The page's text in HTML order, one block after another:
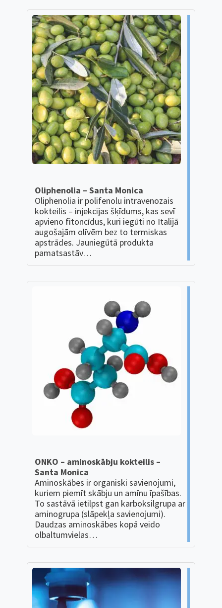
Oliphenolia – Santa Monica
Oliphenolia ir polifenolu intravenozais
kokteilis – injekcijas šķīdums, kas sevī
apvieno fitoncīdus, kuri iegūti no Italijā
augošajām olīvēm bez to termiskas
apstrādes. Jauniegūtā produkta
pamatsastāv…
ONKO – aminoskābju kokteilis –
Santa Monica
Aminoskābes ir organiski savienojumi,
kuriem piemīt skābju un amīnu īpašības.
To sastāvā ietilpst gan karboksilgrupa ar
aminogrupa (slāpekļa savienojumi).
Daudzas aminoskābes kopā veido
olbaltumvielas…